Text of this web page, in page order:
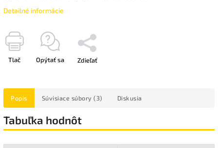
Detailné informácie
Tlač Opýtať sa Zdieľať
Popis Súvisiace súbory (3) Diskusia
Tabuľka hodnôt